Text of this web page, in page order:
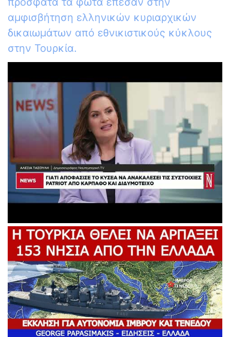
αμφισβήτηση ελληνικών κυριαρχικών
δικαιωμάτων από εθνικιστικούς κύκλους
στην Τουρκία.